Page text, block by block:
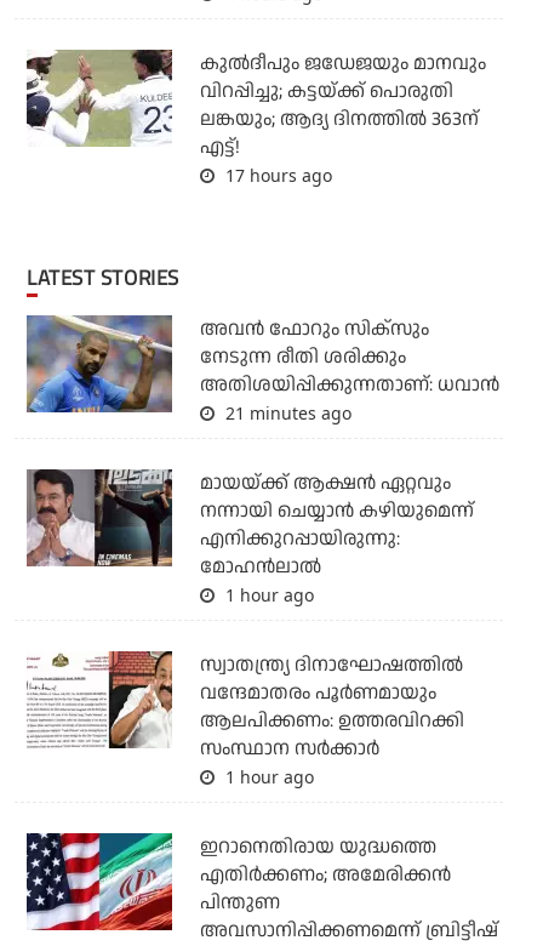
കുല്‍ദീപും ജഡേജയും മാനവും
വിറപ്പിച്ചു; കട്ടയ്ക്ക് പൊരുതി
ലങ്കയും; ആദ്യ ദിനത്തില്‍ 363ന്
എട്ട്!
17 hours ago
LATEST STORIES
അവന്‍ ഫോറും സിക്സും
നേടുന്ന രീതി ശരിക്കും
അതിശയിപ്പിക്കുന്നതാണ്: ധവാന്‍
21 minutes ago
മായയ്ക്ക് ആക്ഷന്‍ ഏറ്റവും
നന്നായി ചെയ്യാന്‍ കഴിയുമെന്ന്
എനിക്കുറപ്പായിരുന്നു:
മോഹന്‍ലാല്‍
1 hour ago
സ്വാതന്ത്ര്യ ദിനാഘോഷത്തില്‍
വന്ദേമാതരം പൂര്‍ണമായും
ആലപിക്കണം: ഉത്തരവിറക്കി
സംസ്ഥാന സര്‍ക്കാര്‍
1 hour ago
ഇറാനെതിരായ യുദ്ധത്തെ
എതിര്‍ക്കണം; അമേരിക്കന്‍
പിന്തുണ
അവസാനിപ്പിക്കണമെന്ന് ബ്രിട്ടീഷ്